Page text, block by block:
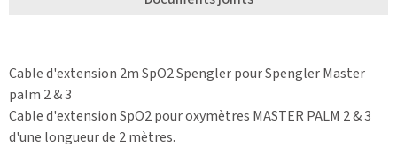
Cable d'extension 2m SpO2 Spengler pour Spengler Master
palm 2 & 3
Cable d'extension SpO2 pour oxymètres MASTER PALM 2 & 3
d'une longueur de 2 mètres.